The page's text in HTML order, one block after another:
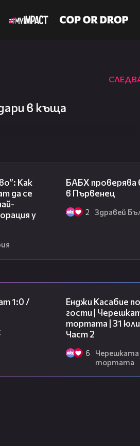
в къща
Как
да се
у
БАБХ проверява
в Първенец
2 Здравей
1:0 /
Енджи Касабие
гости |
тортата | 31 юли
Част 2
6
Черешката
тортата